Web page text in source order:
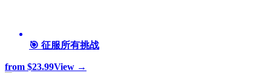
🎯 征服所有挑战
from $23.99View →